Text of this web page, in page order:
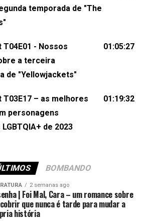
⁠⁠⁠⁠@lesbout_br⁠⁠⁠⁠ Instagram: ⁠⁠⁠⁠@lesbout_br⁠⁠⁠⁠
de Bruna Fentanes
e Pollyelly FlorêncioEdição de
temporada de "The
T04E01 - Nossos
a terceira
de "Yellowjackets"
01:05:27
T03E17 – as melhores
personagens
de 2023
01:19:32
BOMBANDO
2 semanas ago
| Foi Mal, Cara – um romance sobre
que nunca é tarde para mudar a
história